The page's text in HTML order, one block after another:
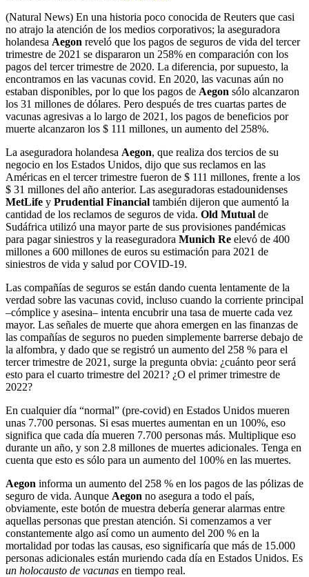
(Natural News) En una historia poco conocida de Reuters que casi
no atrajo la atención de los medios corporativos; la aseguradora
holandesa Aegon reveló que los pagos de seguros de vida del tercer
trimestre de 2021 se dispararon un 258% en comparación con los
pagos del tercer trimestre de 2020. La diferencia, por supuesto, la
encontramos en las vacunas covid. En 2020, las vacunas aún no
estaban disponibles, por lo que los pagos de Aegon sólo alcanzaron
los 31 millones de dólares. Pero después de tres cuartas partes de
vacunas agresivas a lo largo de 2021, los pagos de beneficios por
muerte alcanzaron los $ 111 millones, un aumento del 258%.
La aseguradora holandesa Aegon, que realiza dos tercios de su
negocio en los Estados Unidos, dijo que sus reclamos en las
Américas en el tercer trimestre fueron de $ 111 millones, frente a los
$ 31 millones del año anterior. Las aseguradoras estadounidenses
MetLife y Prudential Financial también dijeron que aumentó la
cantidad de los reclamos de seguros de vida. Old Mutual de
Sudáfrica utilizó una mayor parte de sus provisiones pandémicas
para pagar siniestros y la reaseguradora Munich Re elevó de 400
millones a 600 millones de euros su estimación para 2021 de
siniestros de vida y salud por COVID-19.
Las compañías de seguros se están dando cuenta lentamente de la
verdad sobre las vacunas covid, incluso cuando la corriente principal
–cómplice y asesina– intenta encubrir una tasa de muerte cada vez
mayor. Las señales de muerte que ahora emergen en las finanzas de
las compañías de seguros no pueden simplemente barrerse debajo de
la alfombra, y dado que se registró un aumento del 258 % para el
tercer trimestre de 2021, surge la pregunta obvia: ¿cuánto peor será
esto para el cuarto trimestre del 2021? ¿O el primer trimestre de
2022?
En cualquier día “normal” (pre-covid) en Estados Unidos mueren
unas 7.700 personas. Si esas muertes aumentan en un 100%, eso
significa que cada día mueren 7.700 personas más. Multiplique eso
durante un año, y son 2.8 millones de muertes adicionales. Tenga en
cuenta que esto es sólo para un aumento del 100% en las muertes.
Aegon informa un aumento del 258 % en los pagos de las pólizas de
seguro de vida. Aunque Aegon no asegura a todo el país,
obviamente, este botón de muestra debería generar alarmas entre
aquellas personas que prestan atención. Si comenzamos a ver
constantemente algo así como un aumento del 200 % en la
mortalidad por todas las causas, eso significaría que más de 15.000
personas adicionales están muriendo cada día en Estados Unidos. Es
un holocausto de vacunas en tiempo real.